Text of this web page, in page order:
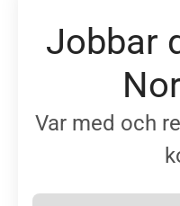
Jobbar
Var med och